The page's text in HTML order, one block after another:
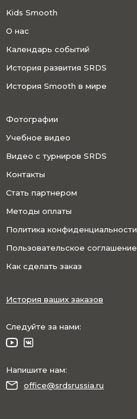
Kids Smooth
О нас
Календарь событий
История развития SRDS
История Smooth в мире
Фотографии
Учебное видео
Видео с турниров SRDS
Контакты
Стать партнером
Методы оплаты
Политика конфиденциальности
Пользовательское соглашение
Как сделать заказ
История ваших заказов
Следуйте за нами:
Напишите нам:
office@srdsrussia.ru